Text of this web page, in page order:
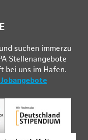
su­chen im­mer­zu
Stel­len­an­ge­bo­te
bei uns im Ha­fen.